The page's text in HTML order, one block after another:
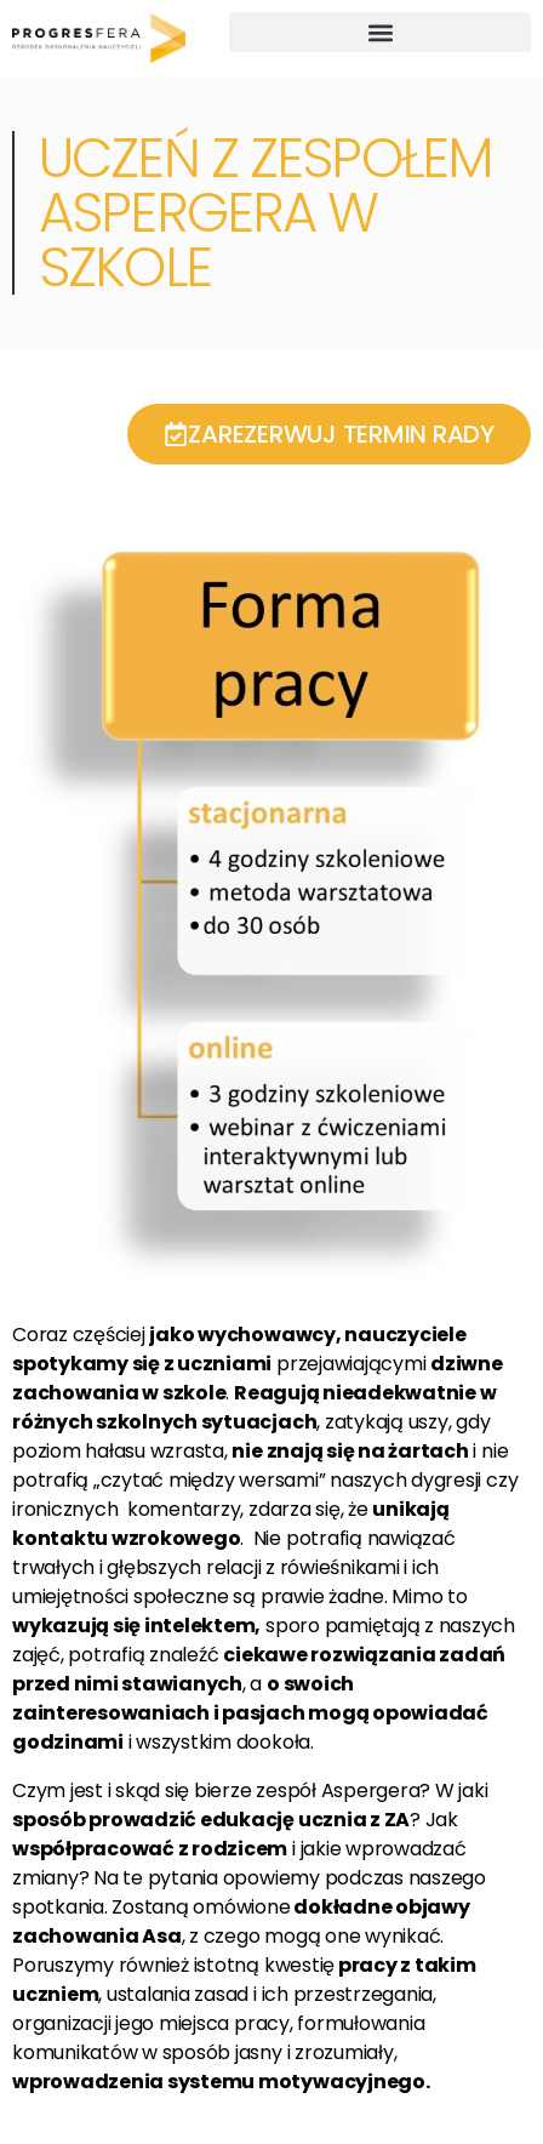
UCZEŃ Z ZESPOŁEM
ASPERGERA W
SZKOLE
ZAREZERWUJ TERMIN RADY
Coraz częściejjako wychowawcy, nauczyciele
spotykamy się z uczniami przejawiającymidziwne
zachowania w szkole. Reagują nieadekwatnie w
różnych szkolnych sytuacjach, zatykają uszy, gdy
poziom hałasu wzrasta,nie znają się na żartachi nie
potrafią „czytać między wersami” naszych dygresji czy
ironicznych komentarzy, zdarza się, żeunikają
kontaktu wzrokowego. Nie potrafią nawiązać
trwałych i głębszych relacji z rówieśnikami i ich
umiejętności społeczne są prawie żadne. Mimo to
wykazują się intelektem, sporo pamiętają z naszych
zajęć, potrafią znaleźć ciekawe rozwiązania zadań
przed nimi stawianych, a o swoich
zainteresowaniach i pasjach mogą opowiadać
godzinami i wszystkim dookoła.
Czym jest i skąd się bierze zespół Aspergera? W jaki
sposób prowadzić edukację ucznia z ZA? Jak
współpracować z rodzicemi jakie wprowadzać
zmiany?Na te pytania opowiemy podczas naszego
spotkania. Zostaną omówionedokładne objawy
zachowania Asa, z czego mogą one wynikać.
Poruszymy również istotną kwestiępracy z takim
uczniem, ustalania zasad i ich przestrzegania,
organizacji jego miejsca pracy, formułowania
komunikatów w sposób jasny i zrozumiały,
wprowadzenia systemu motywacyjnego.